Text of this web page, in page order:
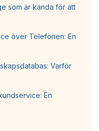
som är kända för att
över Telefonen: En
Varför
En